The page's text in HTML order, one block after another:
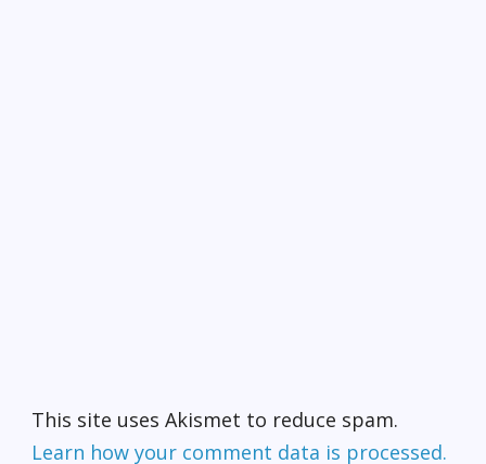
This site uses Akismet to reduce spam.
Learn how your comment data is processed.